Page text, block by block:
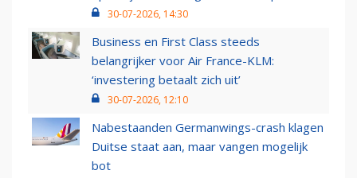
30-07-2026, 14:30
Business en First Class steeds
belangrijker voor Air France-KLM:
‘investering betaalt zich uit’
30-07-2026, 12:10
Nabestaanden Germanwings-crash klagen
Duitse staat aan, maar vangen mogelijk
bot